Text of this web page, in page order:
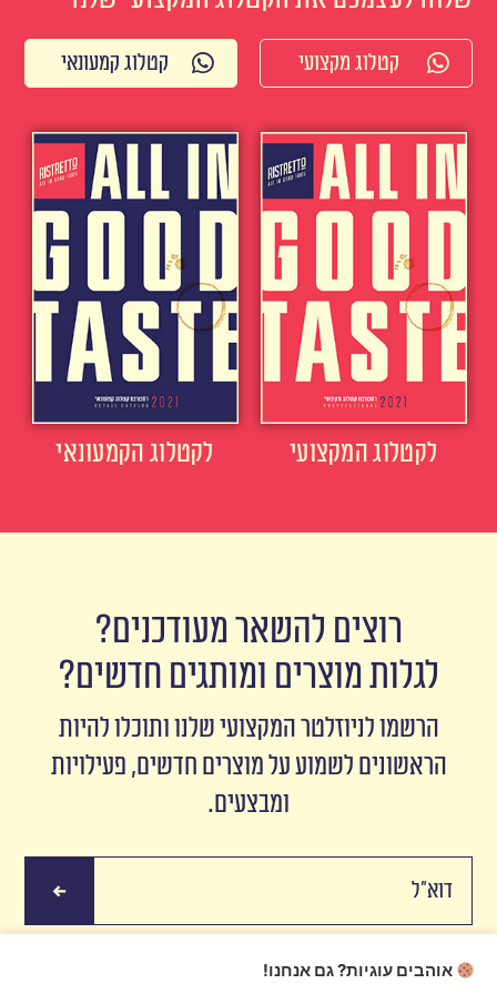
קטלוג מקצועי קטלוג קמעונאי
לקטלוג הקמעונאי לקטלוג המקצועי
רוצים להשאר מעודכנים?
לגלות מוצרים ומותגים חדשים?
הרשמו לניוזלטר המקצועי שלנו ותוכלו להיות
הראשונים לשמוע על מוצרים חדשים, פעילויות
ומבצעים.
אוהבים עוגיות? גם אנחנו!